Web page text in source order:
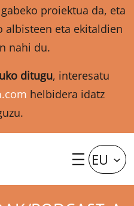
proiektua da, eta
albisteen eta ekitaldien
nahi du.
ditugu, interesatu
helbidera idatz
EU